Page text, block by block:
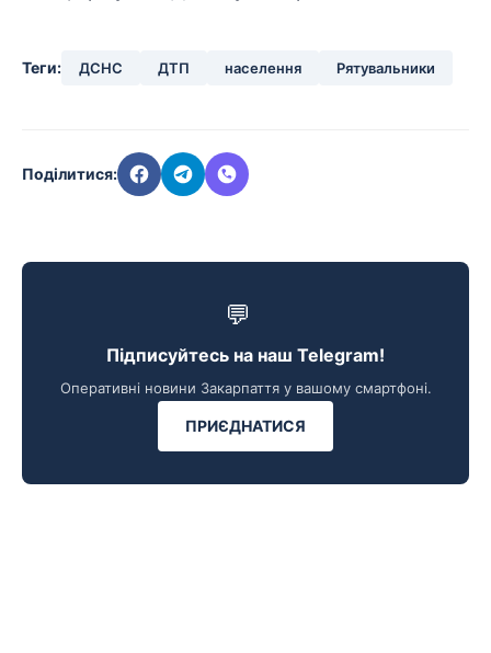
Теги: ДСНС ДТП населення Рятувальники
Поділитися:
💬
Підписуйтесь на наш Telegram!
Оперативні новини Закарпаття у вашому смартфоні.
ПРИЄДНАТИСЯ